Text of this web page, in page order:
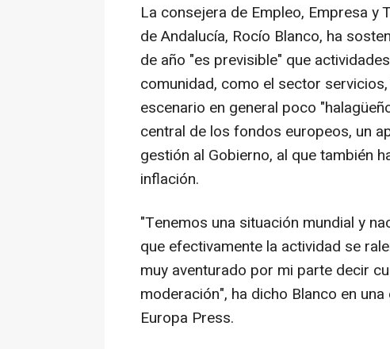
La consejera de Empleo, Empresa
de Andalucía, Rocío Blanco, ha
de año "es previsible" que
comunidad, como el sector
escenario en general poco
central de los fondos europeos, un
gestión al Gobierno, al que también
inflación.
"Tenemos una situación mundial y
que efectivamente la actividad se
muy aventurado por mi parte decir
moderación", ha dicho Blanco en
Europa Press.